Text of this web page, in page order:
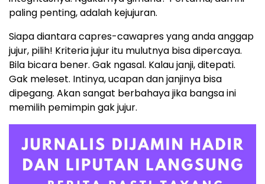
paling penting, adalah kejujuran.
Siapa diantara capres-cawapres yang anda anggap
jujur, pilih! Kriteria jujur itu mulutnya bisa dipercaya.
Bila bicara bener. Gak ngasal. Kalau janji, ditepati.
Gak meleset. Intinya, ucapan dan janjinya bisa
dipegang. Akan sangat berbahaya jika bangsa ini
memilih pemimpin gak jujur.